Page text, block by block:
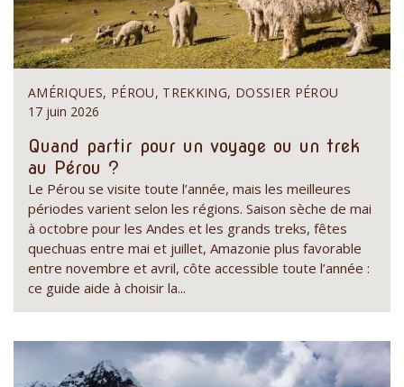
AMÉRIQUES, PÉROU, TREKKING, DOSSIER PÉROU
17 juin 2026
Quand partir pour un voyage ou un trek
au Pérou ?
Le Pérou se visite toute l’année, mais les meilleures
périodes varient selon les régions. Saison sèche de mai
à octobre pour les Andes et les grands treks, fêtes
quechuas entre mai et juillet, Amazonie plus favorable
entre novembre et avril, côte accessible toute l’année :
ce guide aide à choisir la...